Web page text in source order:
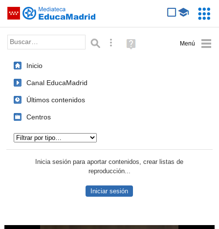
Saltar navegación
Palabra o frase: Búsqueda avanzada
Ayuda
(en
Inicio
Canal EducaMadrid
Últimos contenidos
Centros
Inicia sesión para aportar contenidos, crear listas de
reproducción...
Iniciar sesión